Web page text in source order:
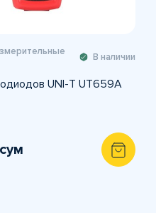
В наличии
UNI-T UT659A